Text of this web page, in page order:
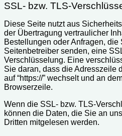
SSL- bzw. TLS-
Diese Seite nutzt aus
der Übertragung vertraulicher
Bestellungen oder Anfragen, die
Seitenbetreiber senden, eine
Verschlüsselung. Eine
Sie daran, dass die Adresszeile
auf “https://” wechselt und an
Browserzeile.
Wenn die SSL- bzw. TLS-
können die Daten, die Sie an
Dritten mitgelesen werden.